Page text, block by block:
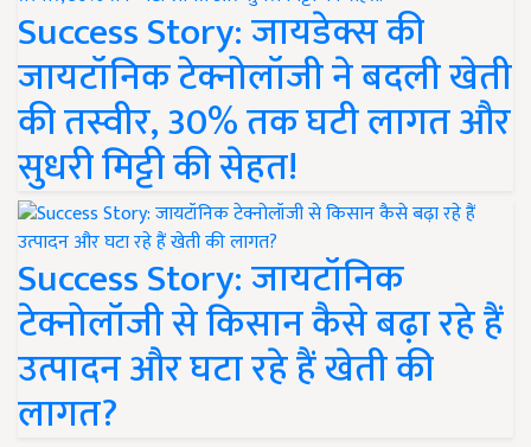
Success Story: जायडेक्स की
जायटॉनिक टेक्नोलॉजी ने बदली खेती
की तस्वीर, 30% तक घटी लागत और
सुधरी मिट्टी की सेहत!
Success Story: जायटॉनिक
टेक्नोलॉजी से किसान कैसे बढ़ा रहे हैं
उत्पादन और घटा रहे हैं खेती की
लागत?